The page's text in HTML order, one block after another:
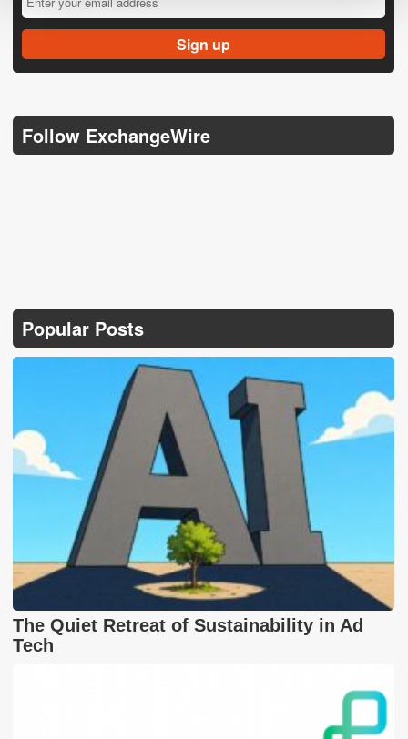
Follow ExchangeWire
Popular Posts
The Quiet Retreat of Sustainability in Ad
Tech